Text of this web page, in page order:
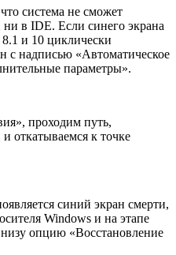
система не сможет
в IDE. Если синего экрана
и 10 циклически
с надписью «Автоматическое
параметры».
проходим путь,
откатываемся к точке
синий экран смерти,
Windows и на этапе
опцию «Восстановление